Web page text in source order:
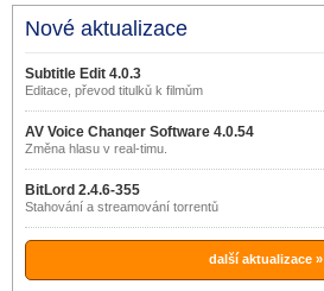
Nové aktualizace
Subtitle Edit 4.0.3
Editace, převod titulků k filmům
AV Voice Changer Software 4.0.54
Změna hlasu v real-timu.
BitLord 2.4.6-355
Stahování a streamování torrentů
další aktualizace »